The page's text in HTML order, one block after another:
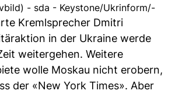
- sda - Keystone/Ukrinform/-
Kremlsprecher Dmitri
in der Ukraine werde
weitergehen. Weitere
wolle Moskau nicht erobern,
der «New York Times». Aber